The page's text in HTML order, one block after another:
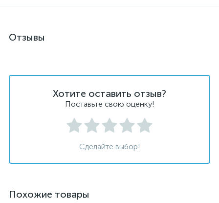
Отзывы
Хотите оставить отзыв?
Поставьте свою оценку!
Сделайте выбор!
Похожие товары